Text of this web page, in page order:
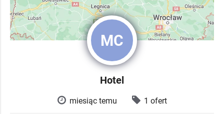
MC
Hotel
miesiąc temu 1 ofert